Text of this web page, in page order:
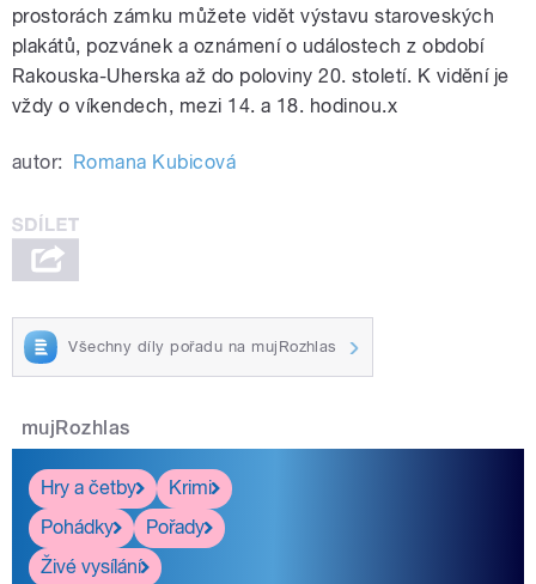
prostorách zámku můžete vidět výstavu staroveských
plakátů, pozvánek a oznámení o událostech z období
Rakouska-Uherska až do poloviny 20. století. K vidění je
vždy o víkendech, mezi 14. a 18. hodinou.x
autor: Romana Kubicová
Všechny díly pořadu na mujRozhlas
mujRozhlas
Hry a četby
Krimi
Pohádky
Pořady
Živé vysílání